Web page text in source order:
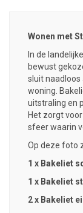
Wonen met
In de
bewust
sluit naadloos
woning.
uitstraling en
Het zorgt
sfeer waarin
Op deze foto
1 x Bakeliet
1 x Bakeliet
2 x Bakeliet